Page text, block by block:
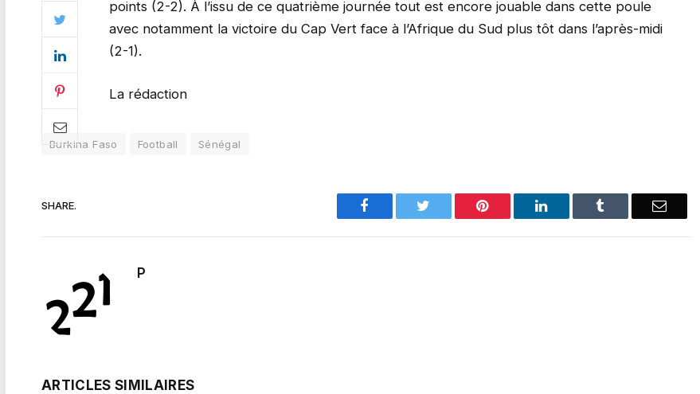
points (2-2). À l’issu de ce quatrième journée tout est encore jouable dans cette poule
avec notamment la victoire du Cap Vert face à l’Afrique du Sud plus tôt dans l’après-midi
(2-1).
La rédaction
Burkina Faso Football Sénégal
SHARE. Facebook Pinterest LinkedIn Email
P
ARTICLES SIMILAIRES